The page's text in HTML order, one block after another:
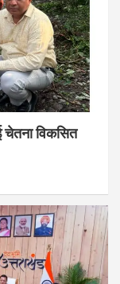
चेतना विकसित